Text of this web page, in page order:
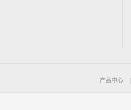
产品中心